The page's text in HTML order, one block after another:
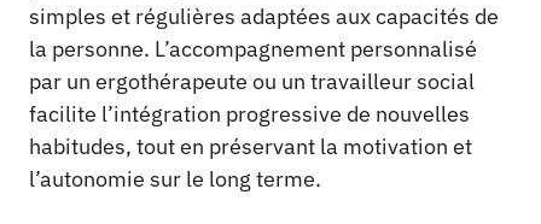
simples et régulières adaptées aux capacités de
la personne. L’accompagnement personnalisé
par un ergothérapeute ou un travailleur social
facilite l’intégration progressive de nouvelles
habitudes, tout en préservant la motivation et
l’autonomie sur le long terme.